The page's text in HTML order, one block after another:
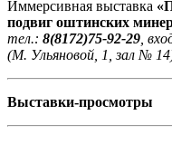
Иммерсивная выставка
подвиг оштинских
тел.: 8(8172)75-92-29 ,
(М. Ульяновой, 1, зал №
Выставки-просмотры